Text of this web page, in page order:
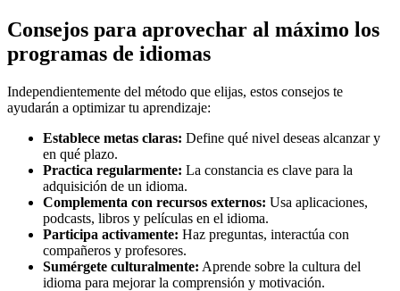
Consejos para aprovechar al máximo los
programas de idiomas
Independientemente del método que elijas, estos consejos te
ayudarán a optimizar tu aprendizaje:
Establece metas claras: Define qué nivel deseas alcanzar y
en qué plazo.
Practica regularmente: La constancia es clave para la
adquisición de un idioma.
Complementa con recursos externos: Usa aplicaciones,
podcasts, libros y películas en el idioma.
Participa activamente: Haz preguntas, interactúa con
compañeros y profesores.
Sumérgete culturalmente: Aprende sobre la cultura del
idioma para mejorar la comprensión y motivación.